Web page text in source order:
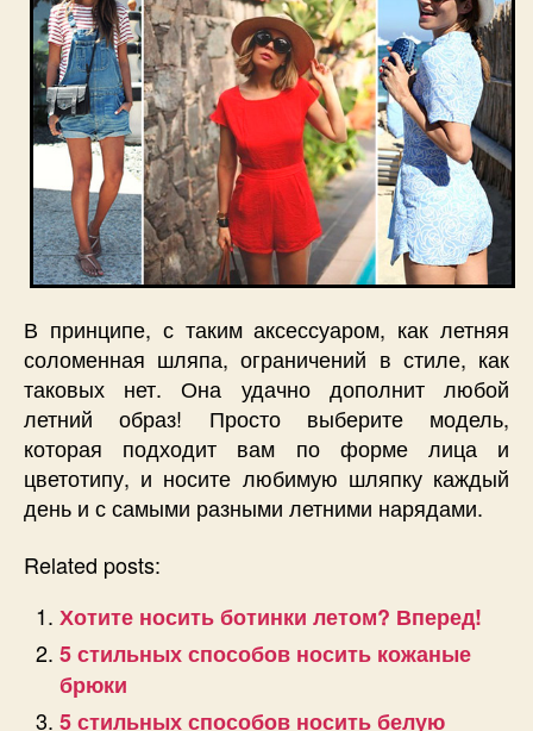
В принципе, с таким аксессуаром, как летняя
соломенная шляпа, ограничений в стиле, как
таковых нет. Она удачно дополнит любой
летний образ! Просто выберите модель,
которая подходит вам по форме лица и
цветотипу, и носите любимую шляпку каждый
день и с самыми разными летними нарядами.
Related posts:
Хотите носить ботинки летом? Вперед!
5 стильных способов носить кожаные
брюки
5 стильных способов носить белую